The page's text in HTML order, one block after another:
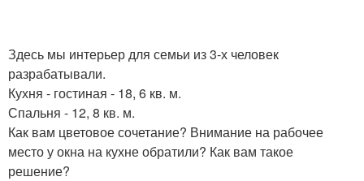
Здесь мы интерьер для семьи из 3-х человек
разрабатывали.
Кухня - гостиная - 18, 6 кв. м.
Спальня - 12, 8 кв. м.
Как вам цветовое сочетание? Внимание на рабочее
место у окна на кухне обратили? Как вам такое
решение?